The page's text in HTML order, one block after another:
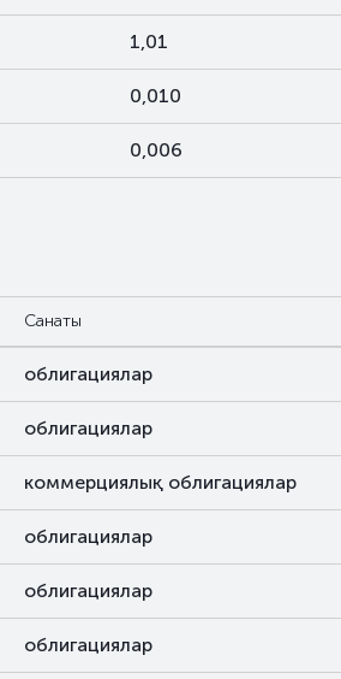
1,01
0,010
0,006
Санаты
облигациялар
облигациялар
коммерциялық облигациялар
облигациялар
облигациялар
облигациялар